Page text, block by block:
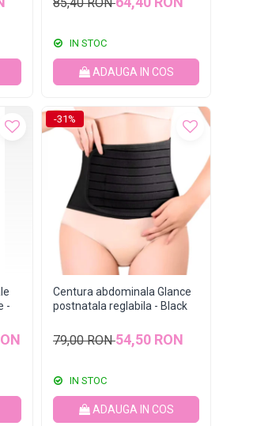
IN STOC
ADAUGA IN COS
-
-31%
Centura abdominala Glance
postnatala reglabila - Black
79,00 RON54,50 RON
IN STOC
ADAUGA IN COS